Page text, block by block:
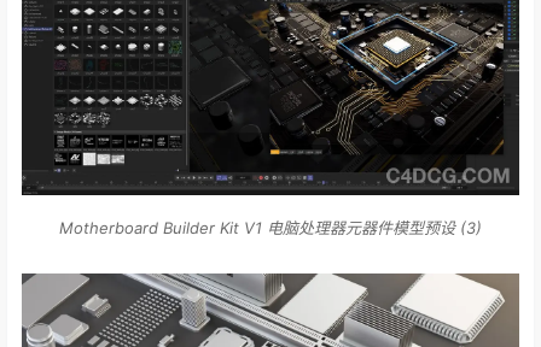
Motherboard Builder Kit V1 电脑处理器元器件模型预设 (3)